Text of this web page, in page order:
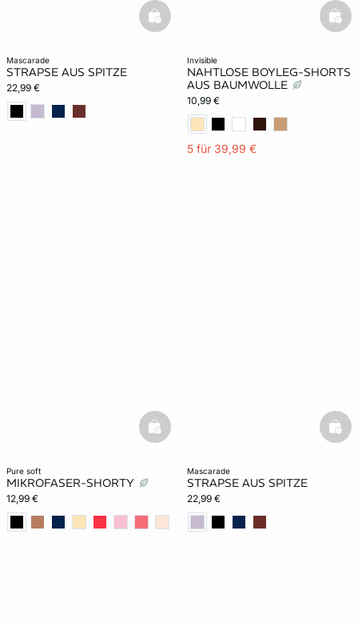
mascarade
STRAPSE AUS SPITZE
22,99 €
basketfull
invisible
NAHTLOSE BOYLEG-SHORTS
AUS BAUMWOLLE
10,99 €
5 für 39,99 €
pure soft
MIKROFASER-SHORTY
12,99 €
basketfull
mascarade
STRAPSE AUS SPITZE
22,99 €